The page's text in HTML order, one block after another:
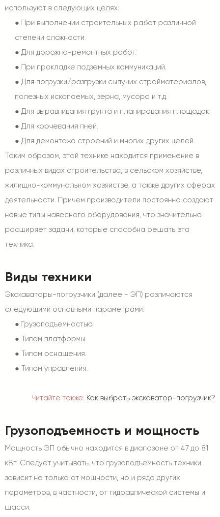
используют в следующих целях:
● При выполнении строительных работ различной
степени сложности.
● Для дорожно-ремонтных работ.
● При прокладке подземных коммуникаций.
● Для погрузки/разгрузки сыпучих стройматериалов,
полезных ископаемых, зерна, мусора и т.д.
● Для выравнивания грунта и планирования площадок.
● Для корчевания пней.
● Для демонтажа строений и многих других целей.
Таким образом, этой технике находится применение в
различных видах строительства, в сельском хозяйстве,
жилищно-коммунальном хозяйстве, а также других сферах
деятельности. Причем производители постоянно создают
новые типы навесного оборудования, что значительно
расширяет задачи, которые способна решать эта
техника.
Виды техники
Экскаваторы-погрузчики (далее - ЭП) различаются
следующими основными параметрами:
● Грузоподъемностью.
● Типом платформы.
● Типом оснащения.
● Типом управления.
Читайте также: Как выбрать экскаватор-погрузчик?
Грузоподъемность и мощность
Мощность ЭП обычно находится в диапазоне от 47 до 81
кВт. Следует учитывать, что грузоподъемность техники
зависит не только от мощности, но и ряда других
параметров, в частности, от гидравлической системы и
шасси.